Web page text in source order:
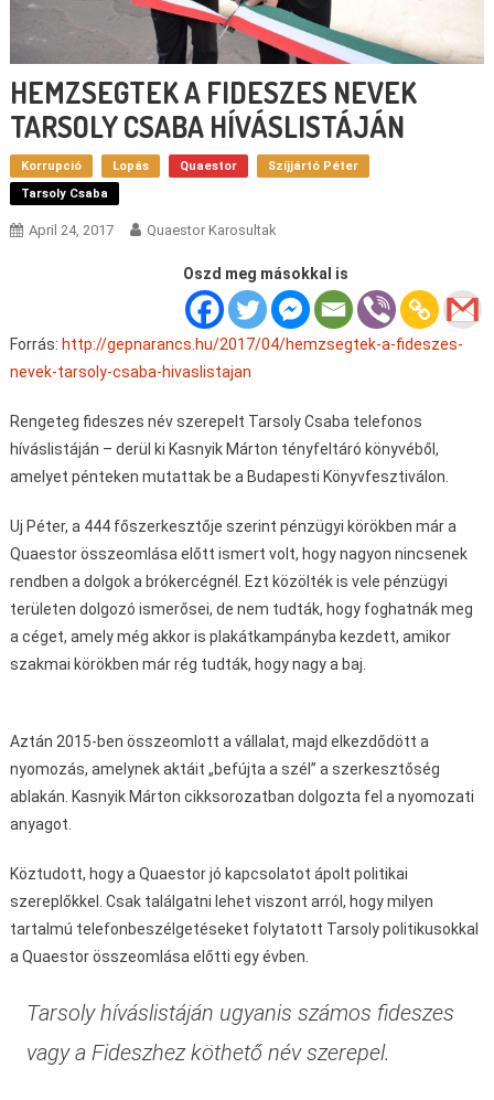
HEMZSEGTEK A FIDESZES NEVEK
TARSOLY CSABA HÍVÁSLISTÁJÁN
Korrupció Lopás Quaestor
Szíjjártó Péter
Tarsoly Csaba
April 24, 2017 Quaestor Karosultak
Oszd meg másokkal is
Forrás: http://gepnarancs.hu/2017/04/hemzsegtek-a-fideszes-
nevek-tarsoly-csaba-hivaslistajan
Rengeteg fideszes név szerepelt Tarsoly Csaba telefonos
híváslistáján – derül ki Kasnyik Márton tényfeltáró könyvéből,
amelyet pénteken mutattak be a Budapesti Könyvfesztiválon.
Uj Péter, a 444 főszerkesztője szerint pénzügyi körökben már a
Quaestor összeomlása előtt ismert volt, hogy nagyon nincsenek
rendben a dolgok a brókercégnél. Ezt közölték is vele pénzügyi
területen dolgozó ismerősei, de nem tudták, hogy foghatnák meg
a céget, amely még akkor is plakátkampányba kezdett, amikor
szakmai körökben már rég tudták, hogy nagy a baj.
Aztán 2015-ben összeomlott a vállalat, majd elkezdődött a
nyomozás, amelynek aktáit „befújta a szél” a szerkesztőség
ablakán. Kasnyik Márton cikksorozatban dolgozta fel a nyomozati
anyagot.
Köztudott, hogy a Quaestor jó kapcsolatot ápolt politikai
szereplőkkel. Csak találgatni lehet viszont arról, hogy milyen
tartalmú telefonbeszélgetéseket folytatott Tarsoly politikusokkal
a Quaestor összeomlása előtti egy évben.
Tarsoly híváslistáján ugyanis számos fideszes
vagy a Fideszhez köthető név szerepel.